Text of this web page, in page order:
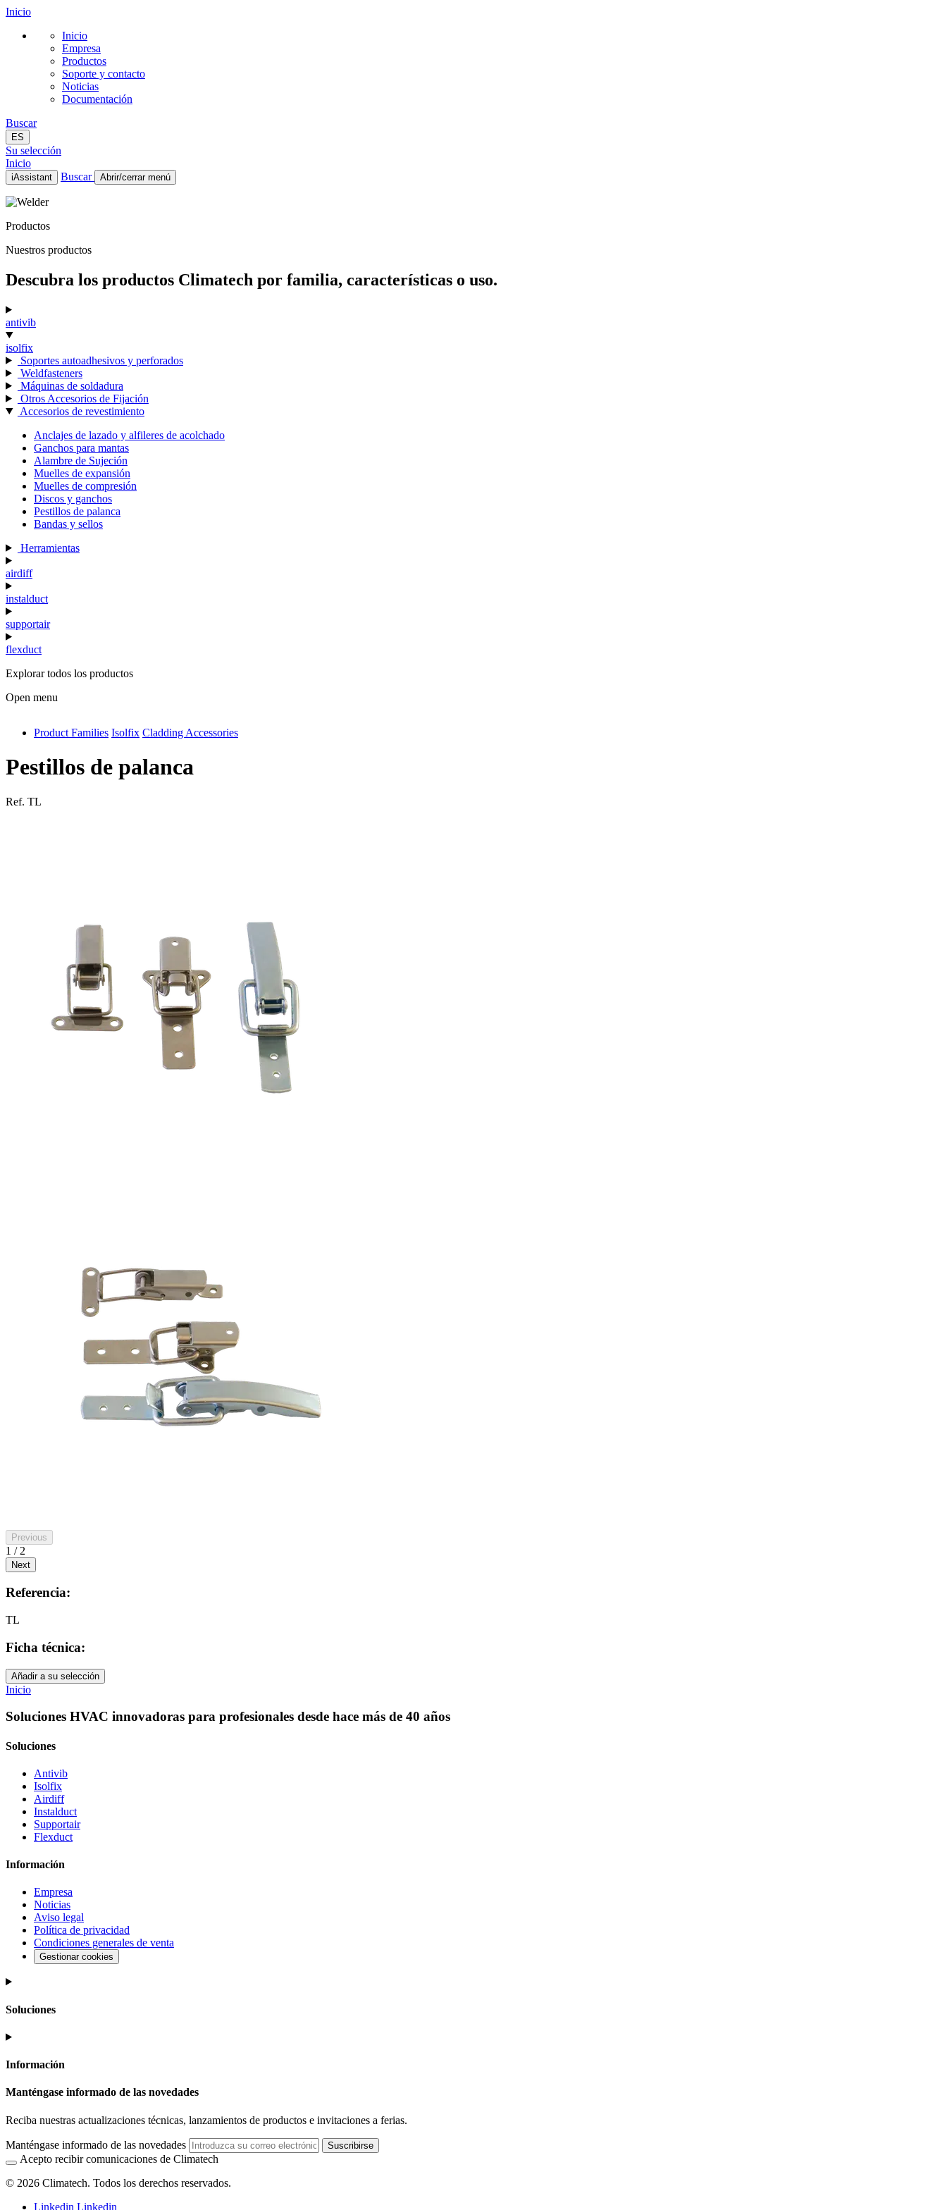
Inicio
Inicio
Empresa
Productos
Soporte y contacto
Noticias
Documentación
Buscar
ES
Su selección
Inicio
iAssistant Buscar Abrir/cerrar menú
Inicio
Productos
Noticias
ES
Productos
Nuestros productos
Descubra los productos Climatech por familia, características o uso.
antivib
isolfix
Soportes autoadhesivos y perforados
Weldfasteners
Máquinas de soldadura
Otros Accesorios de Fijación
Accesorios de revestimiento
Anclajes de lazado y alfileres de acolchado
Ganchos para mantas
Alambre de Sujeción
Muelles de expansión
Muelles de compresión
Discos y ganchos
Pestillos de palanca
Bandas y sellos
Herramientas
airdiff
instalduct
supportair
flexduct
Explorar todos los productos
Open menu
antivib
isolfix
Product Families Isolfix Cladding Accessories
Pestillos de palanca
Ref. TL
Previous
1 / 2
Next
Referencia:
TL
Ficha técnica:
Añadir a su selección
Inicio
Soluciones HVAC innovadoras para profesionales desde hace más de 40 años
Soluciones
Antivib
Isolfix
Airdiff
Instalduct
Supportair
Flexduct
Información
Empresa
Noticias
Aviso legal
Política de privacidad
Condiciones generales de venta
Gestionar cookies
Soluciones
Información
Manténgase informado de las novedades
Reciba nuestras actualizaciones técnicas, lanzamientos de productos e invitaciones a ferias.
Manténgase informado de las novedades Suscribirse
Acepto recibir comunicaciones de Climatech
© 2026 Climatech. Todos los derechos reservados.
Linkedin Linkedin